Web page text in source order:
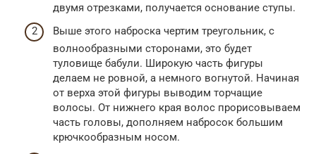
двумя отрезками, получается основание ступы.
Выше этого наброска чертим треугольник, с
волнообразными сторонами, это будет
туловище бабули. Широкую часть фигуры
делаем не ровной, а немного вогнутой. Начиная
от верха этой фигуры выводим торчащие
волосы. От нижнего края волос прорисовываем
часть головы, дополняем набросок большим
крючкообразным носом.